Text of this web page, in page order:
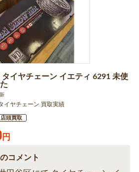
イヤチェーン イエティ 6291 未使
イヤチェーン 買取実績
店頭買取
円
コメント